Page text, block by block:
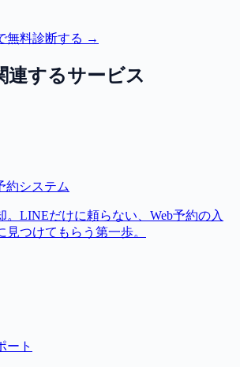
無料診断する →
連するサービス
約システム
。LINEだけに頼らない、Web予約の入
つけてもらう第一歩。
ート